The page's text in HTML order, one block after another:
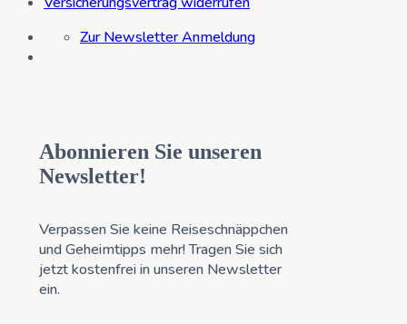
Zur Newsletter Anmeldung
Abonnieren Sie unseren
Newsletter!
Verpassen Sie keine Reiseschnäppchen
und Geheimtipps mehr! Tragen Sie sich
jetzt kostenfrei in unseren Newsletter
ein.